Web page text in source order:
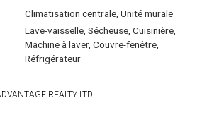
Climatisation centrale, Unité murale
Lave-vaisselle, Sécheuse, Cuisinière,
Machine à laver, Couvre-fenêtre,
Réfrigérateur
REALTY LTD.